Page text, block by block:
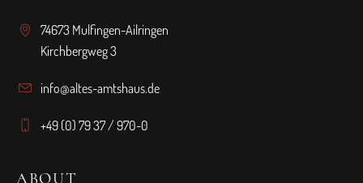
74673 Mulfingen-Ailringen
Kirchbergweg 3
info@altes-amtshaus.de
+49 (0) 79 37 / 970-0